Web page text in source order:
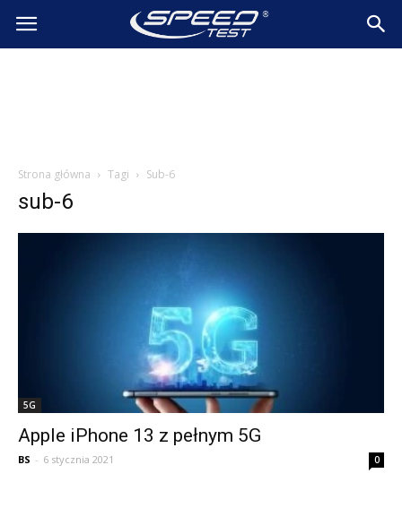
SpeedTest.pl
Strona główna Tagi Sub-6
sub-6
5G
Apple iPhone 13 z pełnym 5G
BS - 6 stycznia 2021 0